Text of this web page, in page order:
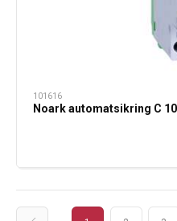
101616
Noark automatsikring C